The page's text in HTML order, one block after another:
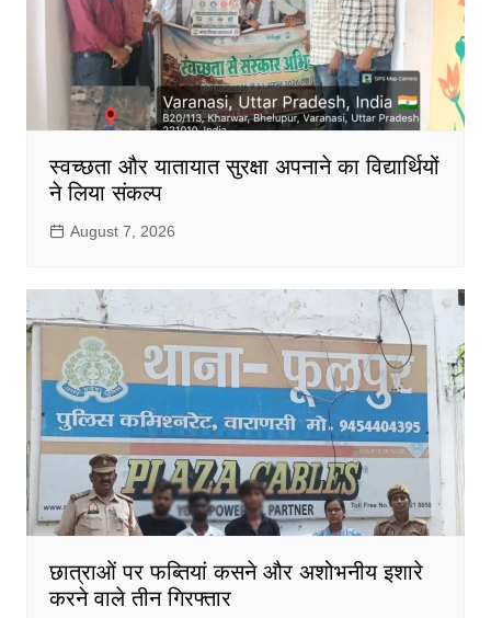
स्वच्छता और यातायात सुरक्षा अपनाने का विद्यार्थियों
ने लिया संकल्प
August 7, 2026
छात्राओं पर फब्तियां कसने और अशोभनीय इशारे
करने वाले तीन गिरफ्तार